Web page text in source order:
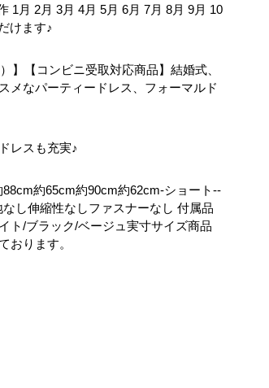
1月 2月 3月 4月 5月 6月 7月 8月 9月 10
けます♪
】【コンビニ受取対応商品】結婚式、
メなパーティードレス、フォーマルド
レスも充実♪
約65cm約90cm約62cm-ショート--
し伸縮性なしファスナーなし 付属品
ト/ブラック/ベージュ実寸サイズ商品
おります。